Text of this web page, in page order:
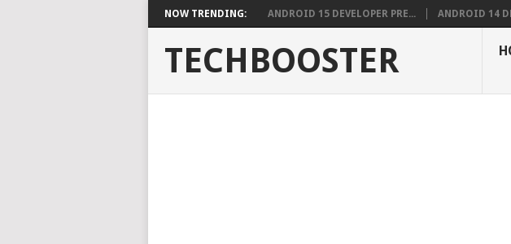
NOW TRENDING: ANDROID 15 DEVELOPER PRE... ANDROID 14
TECHBOOSTER